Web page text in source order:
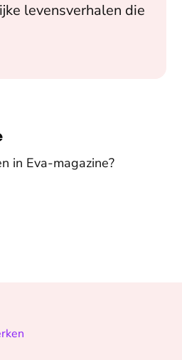
levensverhalen die
in Eva-magazine?